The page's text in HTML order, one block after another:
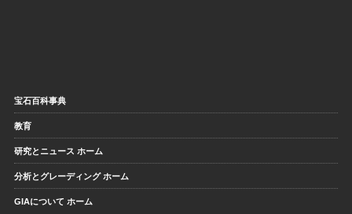
宝石百科事典
教育
研究とニュース ホーム
分析とグレーディング ホーム
GIAについて ホーム